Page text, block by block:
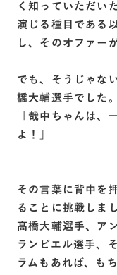
く知っていただい
演じる種目である
し、そのオファー
でも、そうじゃな
橋大輔選手でした。
「哉中ちゃんは、
よ！」
その言葉に背中を
ることに挑戦しま
髙橋大輔選手、ア
ランビエル選手、
ラムもあれば、も